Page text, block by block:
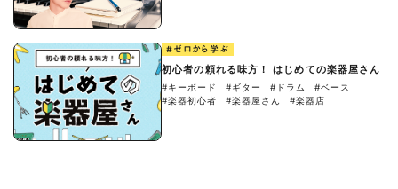
#ゼロから学ぶ
初心者の頼れる味方！ はじめての楽器屋さん
#キーボード #ギター #ドラム
#ベース
#楽器初心者
#楽器屋さん #楽器店